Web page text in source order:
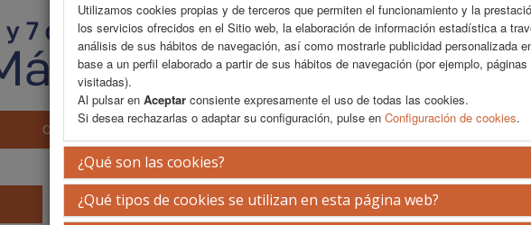
Utilizamos cookies propias y de terceros que permiten el funcionamiento y la
los servicios ofrecidos en el Sitio web, la elaboración de información estadística a
análisis de sus hábitos de navegación, así como mostrarle publicidad personalizada
base a un perfil elaborado a partir de sus hábitos de navegación (por ejemplo, páginas
visitadas).
Al pulsar en Aceptar consiente expresamente el uso de todas las cookies.
Si desea rechazarlas o adaptar su configuración, pulse en Configuración de cookies.
¿Qué son las cookies?
¿Qué tipos de cookies se utilizan en esta página web?
COMITÉS ÁREA CIENTÍFICA INSCRIPCIÓN EXP. COMERCIAL
Residentes.